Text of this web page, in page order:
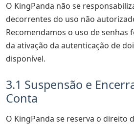
O KingPanda não se
decorrentes do uso não
Recomendamos o uso de senhas
da ativação da autenticação de
disponível.
3.1 Suspensão e
Conta
O KingPanda se reserva o direito